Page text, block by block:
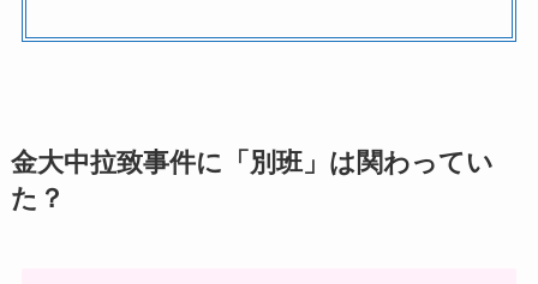
金大中拉致事件に「別班」は関わってい
た？